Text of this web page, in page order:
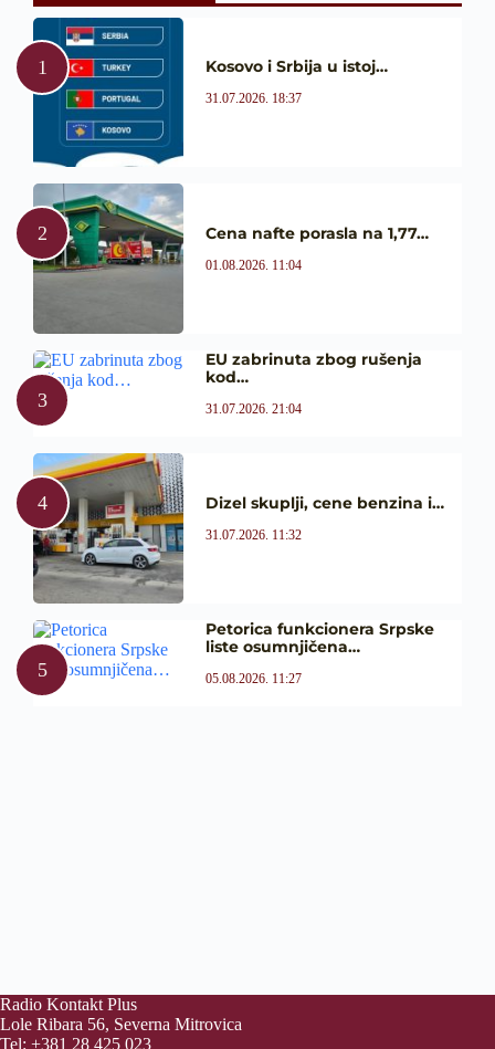
Kosovo i Srbija u istoj…
31.07.2026. 18:37
Cena nafte porasla na 1,77…
01.08.2026. 11:04
EU zabrinuta zbog rušenja
kod…
31.07.2026. 21:04
Dizel skuplji, cene benzina i…
31.07.2026. 11:32
Petorica funkcionera Srpske
liste osumnjičena…
05.08.2026. 11:27
Radio Kontakt Plus
Lole Ribara 56, Severna Mitrovica
Tel: +381 28 425 023